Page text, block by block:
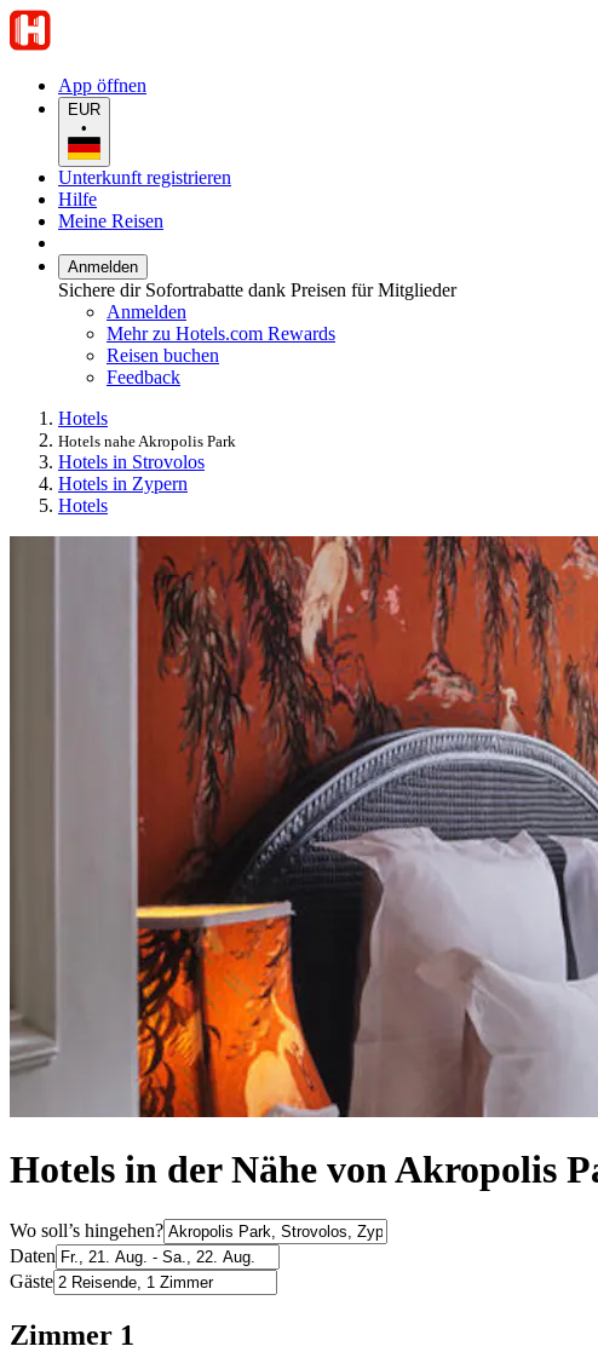
App öffnen
EUR
•
Unterkunft registrieren
Hilfe
Meine Reisen
Anmelden
Sichere dir Sofortrabatte dank Preisen für Mitglieder
Anmelden
Mehr zu Hotels.com Rewards
Reisen buchen
Feedback
Hotels
Hotels nahe Akropolis Park
Hotels in Strovolos
Hotels in Zypern
Hotels
Hotels in der Nähe von Akropolis
Wo soll’s hingehen?
Daten
Gäste
Zimmer 1